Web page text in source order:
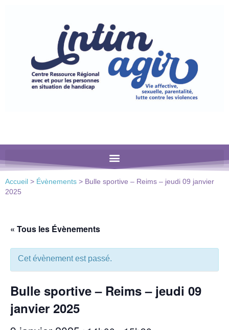
comprend
Accueil > Évènements > Bulle sportive – Reims – jeudi 09 janvier
2025
« Tous les Évènements
Cet évènement est passé.
Bulle sportive – Reims – jeudi 09
janvier 2025